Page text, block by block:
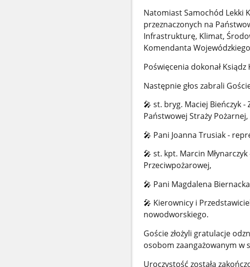
Natomiast Samochód Lekki
przeznaczonych na
Infrastrukturę, Klimat,
Komendanta Wojewódzkiego
Poświęcenia dokonał
Następnie głos zabrali
🎤 st. bryg. Maciej Bieńczyk
Państwowej Straży Pożarnej,
🎤 Pani Joanna Trusiak -
🎤 st. kpt. Marcin
Przeciwpożarowej,
🎤 Pani Magdalena
🎤 Kierownicy i
nowodworskiego.
Goście złożyli gratulacje
osobom zaangażowanym w
Uroczystość została